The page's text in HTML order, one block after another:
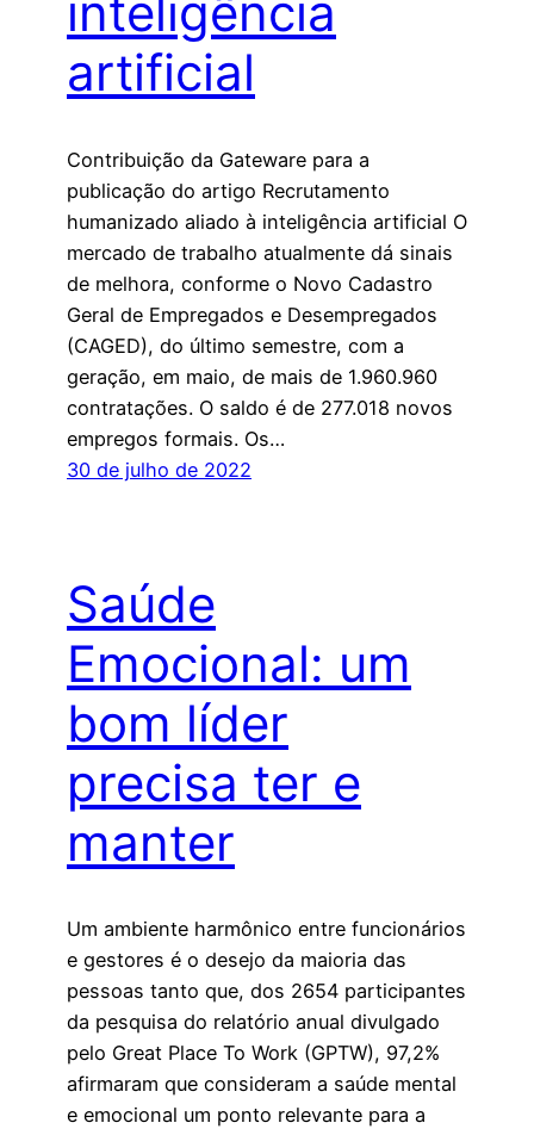
inteligência
artificial
Contribuição da Gateware para a
publicação do artigo Recrutamento
humanizado aliado à inteligência artificial O
mercado de trabalho atualmente dá sinais
de melhora, conforme o Novo Cadastro
Geral de Empregados e Desempregados
(CAGED), do último semestre, com a
geração, em maio, de mais de 1.960.960
contratações. O saldo é de 277.018 novos
empregos formais. Os…
30 de julho de 2022
Saúde
Emocional: um
bom líder
precisa ter e
manter
Um ambiente harmônico entre funcionários
e gestores é o desejo da maioria das
pessoas tanto que, dos 2654 participantes
da pesquisa do relatório anual divulgado
pelo Great Place To Work (GPTW), 97,2%
afirmaram que consideram a saúde mental
e emocional um ponto relevante para a